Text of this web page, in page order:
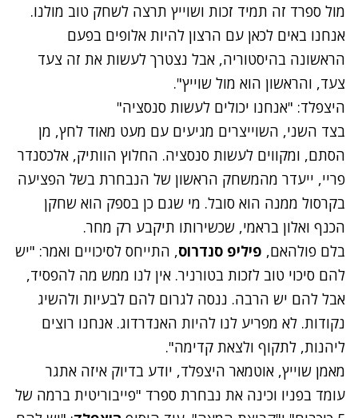
מול ספרד זה תמיד זכות ושוייץ תרצה לשחק טוב מולנו.
אנחנו באים לכאן עם הרצון להיות אלופים בפעם
הראשונה בהיסטוריה, אבל נצטרך לעשות את זה צעד
צעד, והראשון הוא מול שוייץ".
היצפלד: "אנחנו יכולים לעשות סנסציה"
בצד השני, השוייצרים מגיעים עם מעט מאוד לחץ, מן
הסתם, ומקווים לעשות סנסציה. החלוץ הוותיק, אלכסנדר
פריי, ייעדר מהמשחק הראשון של הנבחרת בשל הפציעה
בקרסול ממנה הוא סובל. מי שגם כן בספק הוא שחקן
הכנף ואלון בראמי, שכשירותו תיקבע רק מחר.
בלם פולהאם, פיליפ סנדרוס, התייחס לסיכויים ואמר: "יש
להם סיכוי טוב לזכות בטורניר. אין לנו ממש מה להפסיד,
אבל להם יש הרבה. ננסה לגרום להם לבעיות ולהשיג
נקודות. לא מפריע לנו להיות האנדרדוג. אנחנו רוצים
ליהנות, לתקוף ולצאת קדימה".
מאמן שוייץ, אוטמאר היצפלד, יודע בדיוק איזה אתגר
עומד בפניו וכינה את נבחרת ספרד "פייבוריטית ברמה של